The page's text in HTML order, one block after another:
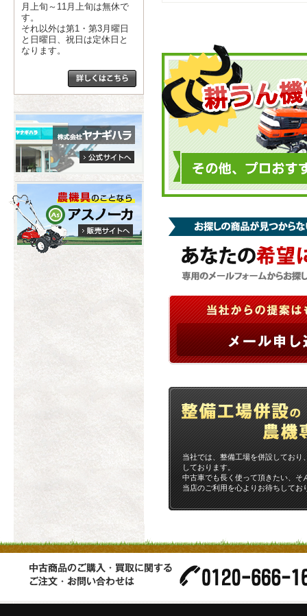
当社では、整備工場を併設してお
しております。
中古車でも長く使って頂きたい、そ
当店のご利用を心よりお待ちしてお
月上旬～11月上旬は無休で
す。
それ以外は第1・第3月曜日
と日曜日、祝日は定休日と
なります。